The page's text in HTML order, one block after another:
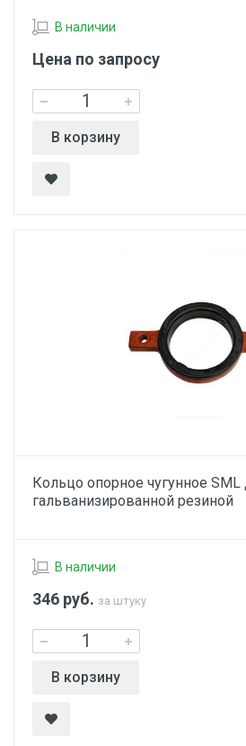
В наличии
Цена по запросу
В корзину
Кольцо опорное чугунное SML
гальванизированной резиной
В наличии
346 руб. за штуку
В корзину